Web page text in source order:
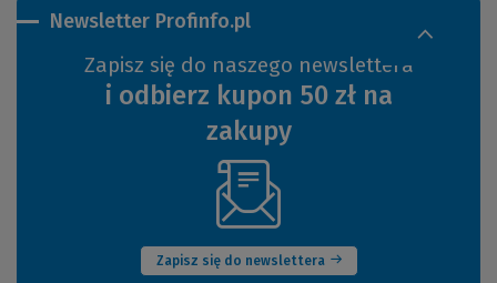
Newsletter Profinfo.pl
Zapisz się do naszego newslettera
i odbierz kupon 50 zł na
zakupy
Zapisz się do newslettera
(Nowe
okno)